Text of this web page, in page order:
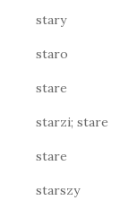
stary
staro
stare
starzi; stare
stare
starszy